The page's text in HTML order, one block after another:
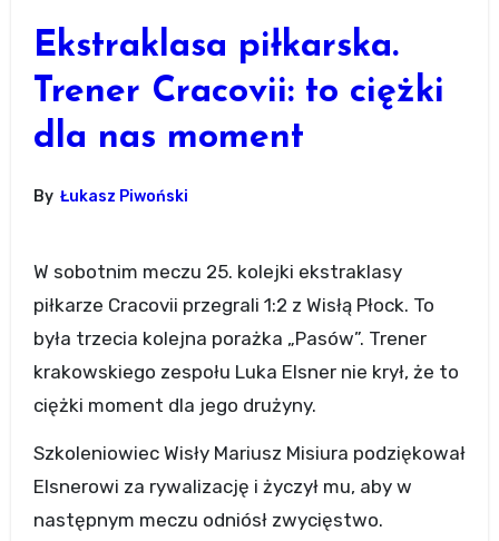
Ekstraklasa piłkarska.
Trener Cracovii: to ciężki
dla nas moment
By Łukasz Piwoński
W sobotnim meczu 25. kolejki ekstraklasy
piłkarze Cracovii przegrali 1:2 z Wisłą Płock. To
była trzecia kolejna porażka „Pasów”. Trener
krakowskiego zespołu Luka Elsner nie krył, że to
ciężki moment dla jego drużyny.
Szkoleniowiec Wisły Mariusz Misiura podziękował
Elsnerowi za rywalizację i życzył mu, aby w
następnym meczu odniósł zwycięstwo.